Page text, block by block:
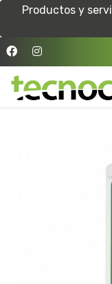
Productos y